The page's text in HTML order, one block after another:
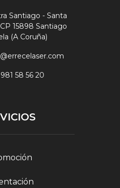
Santiago - Santa
15898 Santiago
(A Coruña)
58 56 20